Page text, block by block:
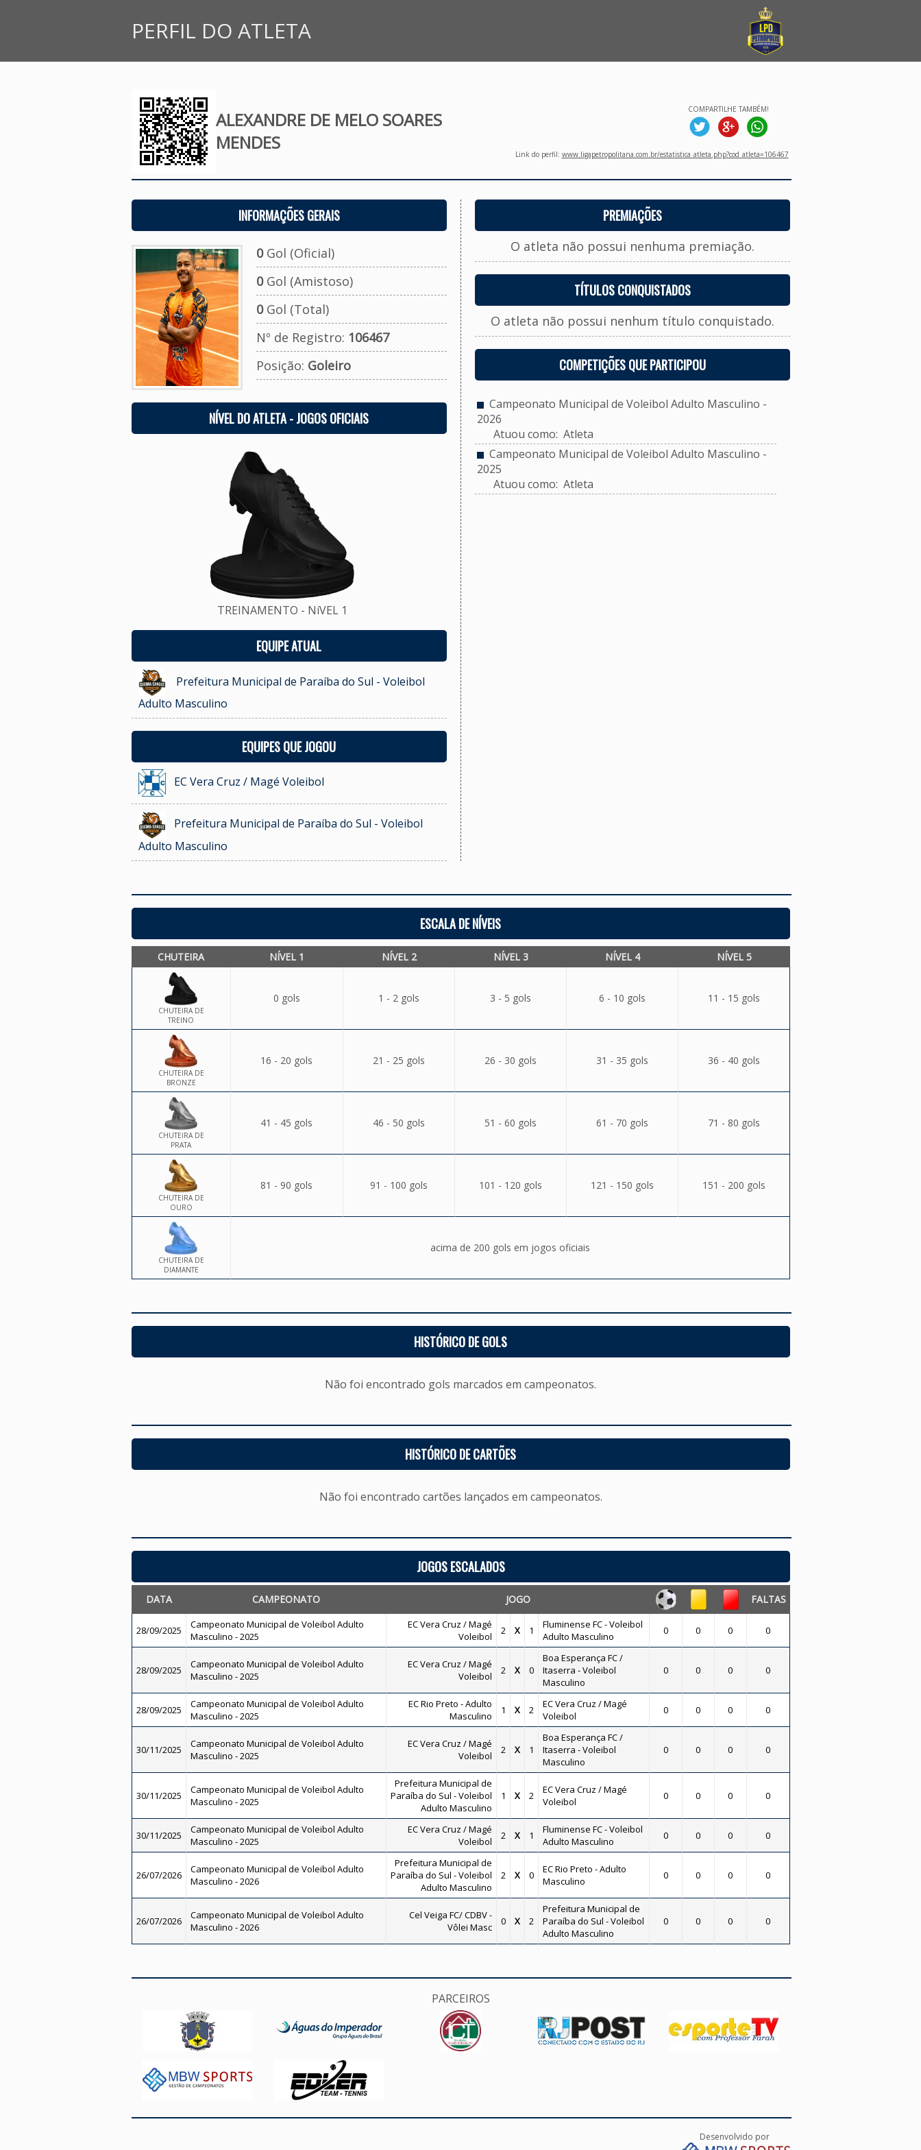
PERFIL DO ATLETA
ALEXANDRE DE MELO SOARES
MENDES
COMPARTILHE TAMBÉM!
Link do perfil: www.ligapetropolitana.com.br/estatistica_atleta.php?cod_atleta=106467
INFORMAÇÕES GERAIS
0Gol (Oficial)
0Gol (Amistoso)
0Gol (Total)
Nº de Registro: 106467
Posição: Goleiro
NÍVEL DO ATLETA - JOGOS OFICIAIS
TREINAMENTO - NíVEL 1
EQUIPE ATUAL
Prefeitura Municipal de Paraíba do Sul - Voleibol
Adulto Masculino
EQUIPES QUE JOGOU
EC Vera Cruz / Magé Voleibol
Prefeitura Municipal de Paraíba do Sul - Voleibol
Adulto Masculino
PREMIAÇÕES
O atleta não possui nenhuma premiação.
TÍTULOS CONQUISTADOS
O atleta não possui nenhum título conquistado.
COMPETIÇÕES QUE PARTICIPOU
Campeonato Municipal de Voleibol Adulto Masculino -
2026
Atuou como: Atleta
Campeonato Municipal de Voleibol Adulto Masculino -
2025
Atuou como: Atleta
ESCALA DE NÍVEIS
CHUTEIRA NÍVEL 1 NÍVEL 2 NÍVEL 3 NÍVEL 4 NÍVEL 5
CHUTEIRA DE
TREINO
0 gols 1 - 2 gols 3 - 5 gols 6 - 10 gols 11 - 15 gols
CHUTEIRA DE
BRONZE
16 - 20 gols 21 - 25 gols 26 - 30 gols 31 - 35 gols 36 - 40 gols
CHUTEIRA DE
PRATA
41 - 45 gols 46 - 50 gols 51 - 60 gols 61 - 70 gols 71 - 80 gols
CHUTEIRA DE
OURO
81 - 90 gols 91 - 100 gols 101 - 120 gols 121 - 150 gols 151 - 200 gols
CHUTEIRA DE
DIAMANTE
acima de 200 gols em jogos oficiais
HISTÓRICO DE GOLS
Não foi encontrado gols marcados em campeonatos.
HISTÓRICO DE CARTÕES
Não foi encontrado cartões lançados em campeonatos.
JOGOS ESCALADOS
DATA CAMPEONATO JOGO FALTAS
28/09/2025
Campeonato Municipal de Voleibol Adulto
Masculino - 2025
EC Vera Cruz / Magé
Voleibol
2 X 1
Fluminense FC - Voleibol
Adulto Masculino
0 0 0 0
28/09/2025
Campeonato Municipal de Voleibol Adulto
Masculino - 2025
EC Vera Cruz / Magé
Voleibol
2 X 0
Boa Esperança FC /
Itaserra - Voleibol
Masculino
0 0 0 0
28/09/2025
Campeonato Municipal de Voleibol Adulto
Masculino - 2025
EC Rio Preto - Adulto
Masculino
1 X 2
EC Vera Cruz / Magé
Voleibol
0 0 0 0
30/11/2025
Campeonato Municipal de Voleibol Adulto
Masculino - 2025
EC Vera Cruz / Magé
Voleibol
2 X 1
Boa Esperança FC /
Itaserra - Voleibol
Masculino
0 0 0 0
30/11/2025
Campeonato Municipal de Voleibol Adulto
Masculino - 2025
Prefeitura Municipal de
Paraíba do Sul - Voleibol
Adulto Masculino
1 X 2
EC Vera Cruz / Magé
Voleibol
0 0 0 0
30/11/2025
Campeonato Municipal de Voleibol Adulto
Masculino - 2025
EC Vera Cruz / Magé
Voleibol
2 X 1
Fluminense FC - Voleibol
Adulto Masculino
0 0 0 0
26/07/2026
Campeonato Municipal de Voleibol Adulto
Masculino - 2026
Prefeitura Municipal de
Paraíba do Sul - Voleibol
Adulto Masculino
2 X 0
EC Rio Preto - Adulto
Masculino
0 0 0 0
26/07/2026
Campeonato Municipal de Voleibol Adulto
Masculino - 2026
Cel Veiga FC/ CDBV -
Vôlei Masc
0 X 2
Prefeitura Municipal de
Paraíba do Sul - Voleibol
Adulto Masculino
0 0 0 0
PARCEIROS
Desenvolvido por